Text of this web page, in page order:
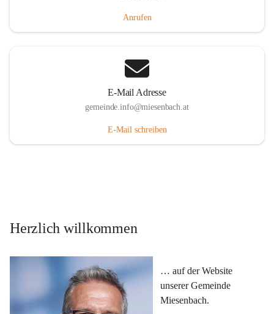
Anrufen
E-Mail Adresse
gemeinde.info@miesenbach.at
E-Mail schreiben
Herzlich willkommen
… auf der Website
unserer Gemeinde
Miesenbach.